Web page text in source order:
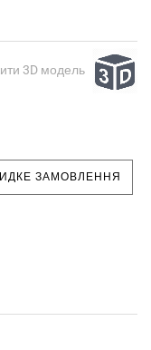
3D модель
ЗАМОВЛЕННЯ